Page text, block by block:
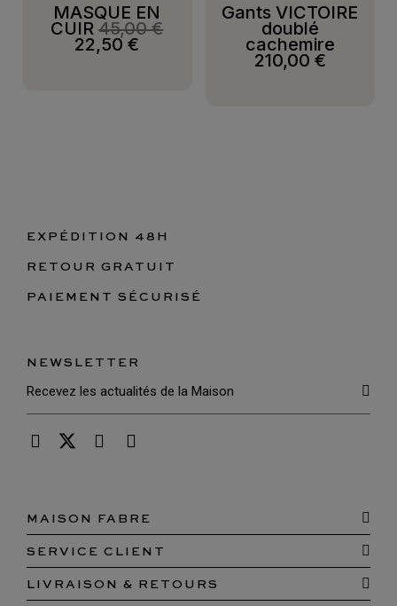
MASQUE EN
CUIR45,00 €
22,50 €
Gants VICTOIRE
doublé
cachemire
210,00 €
EXPÉDITION 48H
RETOUR GRATUIT
PAIEMENT SÉCURISÉ
NEWSLETTER
MAISON FABRE
SERVICE CLIENT
LIVRAISON & RETOURS